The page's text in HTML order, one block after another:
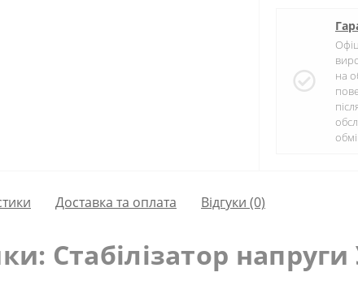
на
Доставка та оплата Відгуки (0)
Стабілізатор